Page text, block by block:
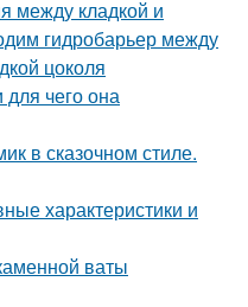
между кладкой и
гидробарьер между
цоколя
для чего она
в сказочном стиле.
характеристики и
ваты